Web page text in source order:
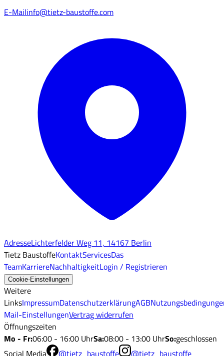
E-Mailinfo@tietz-baustoffe.com
AdresseLichterfelder Weg 11, 14167 Berlin
Tietz BaustoffeKontaktServicesDas
TeamKarriereNachhaltigkeitLogin / Registrieren
Cookie-Einstellungen
Weitere
LinksImpressumDatenschutzerklärungAGB
Mail-EinstellungenVertrag widerrufen
Öffnungszeiten
Mo - Fr:06:00 - 16:00 UhrSa:08:00 - 13:00 UhrSo:geschlossen